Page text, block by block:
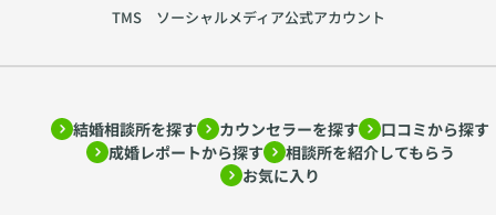
TMS ソーシャルメディア公式アカウント
結婚相談所を探す カウンセラーを探す
口コミから探す
成婚レポートから探す
相談所を紹介してもらう
お気に入り